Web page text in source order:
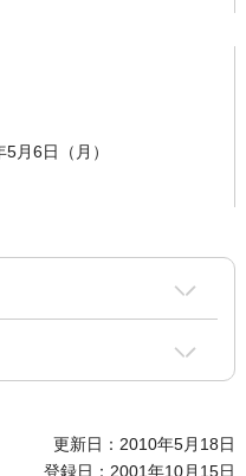
月6日（月）
更新日：2010年5月18日
登録日：2001年10月15日